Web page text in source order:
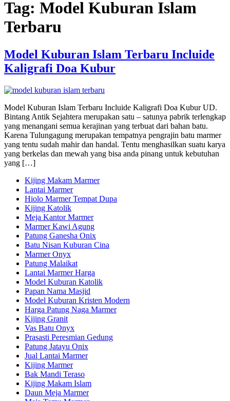
Tag: Model Kuburan Islam
Terbaru
Model Kuburan Islam Terbaru Incluide
Kaligrafi Doa Kubur
Model Kuburan Islam Terbaru Incluide Kaligrafi Doa Kubur UD.
Bintang Antik Sejahtera merupakan satu – satunya pabrik terlengkap
yang menangani semua kerajinan yang terbuat dari bahan batu.
Karena Tulungagung merupakan tempatnya pengrajin batu marmer
yang tentu sudah mahir dan handal. Tentu menghasilkan suatu karya
yang berkelas dan mewah yang bisa anda pinang untuk kebutuhan
yang […]
Kijing Makam Marmer
Lantai Marmer
Hiolo Marmer Tempat Dupa
Kijing Katolik
Meja Kantor Marmer
Marmer Kawi Agung
Patung Ganesha Onix
Batu Nisan Kuburan Cina
Marmer Onyx
Patung Malaikat
Lantai Marmer Harga
Model Kuburan Katolik
Papan Nama Masjid
Model Kuburan Kristen Modern
Harga Patung Naga Marmer
Kijing Granit
Vas Batu Onyx
Prasasti Peresmian Gedung
Patung Jatayu Onix
Jual Lantai Marmer
Kijing Marmer
Bak Mandi Teraso
Kijing Makam Islam
Daun Meja Marmer